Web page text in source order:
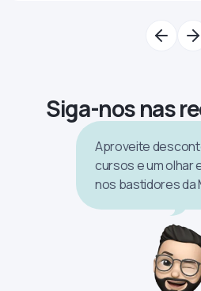
Siga-nos nas
Aproveite
cursos e um olhar
nos bastidores da